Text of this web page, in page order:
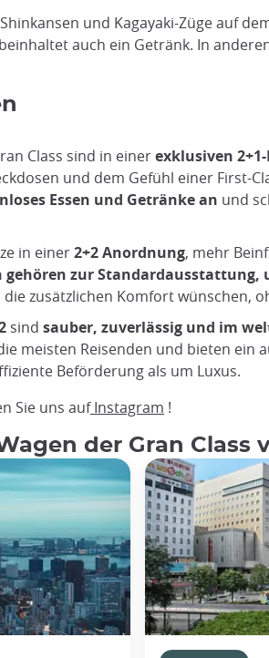
und Kagayaki-Züge auf
auch ein Getränk. In
Class sind in einerexklusiven
und dem Gefühl einer First-
Essen und Getränke an und
in einer2+2 Anordnung, mehr
zur
zusätzlichen Komfort wünschen,
sind sauber, zuverlässig und im
meisten Reisenden und bieten ein
Beförderung als um Luxus.
Sie uns aufInstagram !
der Gran Class